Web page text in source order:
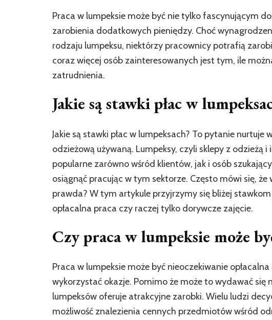
Praca w lumpeksie może być nie tylko fascynującym
zarobienia dodatkowych pieniędzy. Choć
rodzaju lumpeksu, niektórzy pracownicy potrafią
coraz więcej osób zainteresowanych jest tym, ile
zatrudnienia.
Jakie są stawki płac w
Jakie są stawki płac w lumpeksach? To pytanie nurtuje
odzieżową używaną. Lumpeksy, czyli sklepy z
popularne zarówno wśród klientów, jak i osób
osiągnąć pracując w tym sektorze. Często mówi się, że
prawda? W tym artykule przyjrzymy się bliżej
opłacalna praca czy raczej tylko dorywcze zajęcie.
Czy praca w lumpeksie może
Praca w lumpeksie może być nieoczekiwanie
wykorzystać okazje. Pomimo że może to wydawać
lumpeksów oferuje atrakcyjne zarobki. Wielu ludzi
możliwość znalezienia cennych przedmiotów wśród